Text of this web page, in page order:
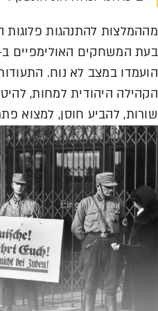
הועמדו במצב לא נוח.
הקהילה היהודית למחות,
שורות, להביע חוסן, למצוא